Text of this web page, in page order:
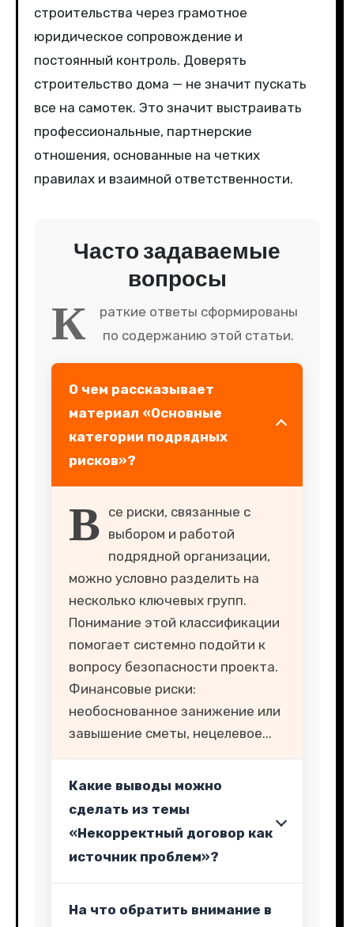
строительства через грамотное
юридическое сопровождение и
постоянный контроль. Доверять
строительство дома — не значит пускать
все на самотек. Это значит выстраивать
профессиональные, партнерские
отношения, основанные на четких
правилах и взаимной ответственности.
Часто задаваемые
вопросы
К
раткие ответы сформированы
по содержанию этой статьи.
О чем рассказывает
материал «Основные
категории подрядных
рисков»?
В се риски, связанные с
выбором и работой
подрядной организации,
можно условно разделить на
несколько ключевых групп.
Понимание этой классификации
помогает системно подойти к
вопросу безопасности проекта.
Финансовые риски:
необоснованное занижение или
завышение сметы, нецелевое...
Какие выводы можно
сделать из темы
«Некорректный договор как
источник проблем»?
На что обратить внимание в